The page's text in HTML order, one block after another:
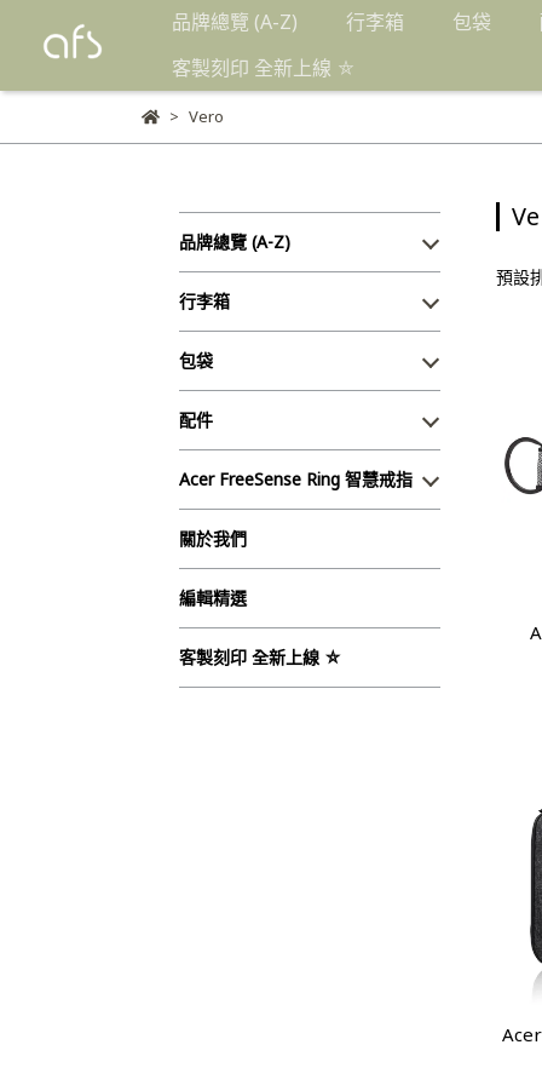
品牌總覽 (A-Z) 行李箱 包袋
客製刻印 全新上線 ⛤
Vero
品牌總覽 (A-Z)
行李箱
包袋
配件
Acer FreeSense Ring 智慧戒指
關於我們
編輯精選
客製刻印 全新上線 ⛤
預設